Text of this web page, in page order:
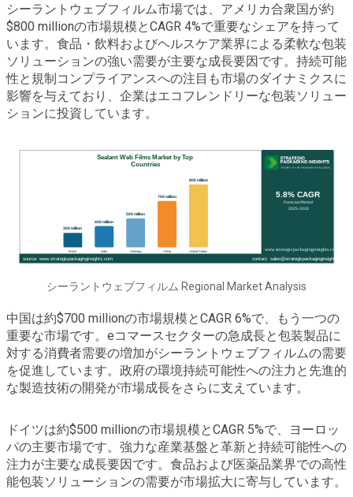
シーラントウェブフィルム市場では、アメリカ合衆国が約
$800 millionの市場規模とCAGR 4%で重要なシェアを持って
います。食品・飲料およびヘルスケア業界による柔軟な包装
ソリューションの強い需要が主要な成長要因です。持続可能
性と規制コンプライアンスへの注目も市場のダイナミクスに
影響を与えており、企業はエコフレンドリーな包装ソリュー
ションに投資しています。
シーラントウェブフィルム Regional Market Analysis
中国は約$700 millionの市場規模とCAGR 6%で、もう一つの
重要な市場です。eコマースセクターの急成長と包装製品に
対する消費者需要の増加がシーラントウェブフィルムの需要
を促進しています。政府の環境持続可能性への注力と先進的
な製造技術の開発が市場成長をさらに支えています。
ドイツは約$500 millionの市場規模とCAGR 5%で、ヨーロッ
パの主要市場です。強力な産業基盤と革新と持続可能性への
注力が主要な成長要因です。食品および医薬品業界での高性
能包装ソリューションの需要が市場拡大に寄与しています。